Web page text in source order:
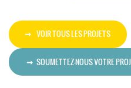
VOIR TOUS LES PROJETS
SOUMETTEZ-NOUS VOTRE